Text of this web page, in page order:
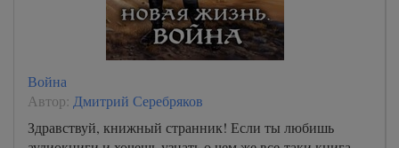
Война
Автор: Дмитрий Серебряков
Здравствуй, книжный странник! Если ты любишь